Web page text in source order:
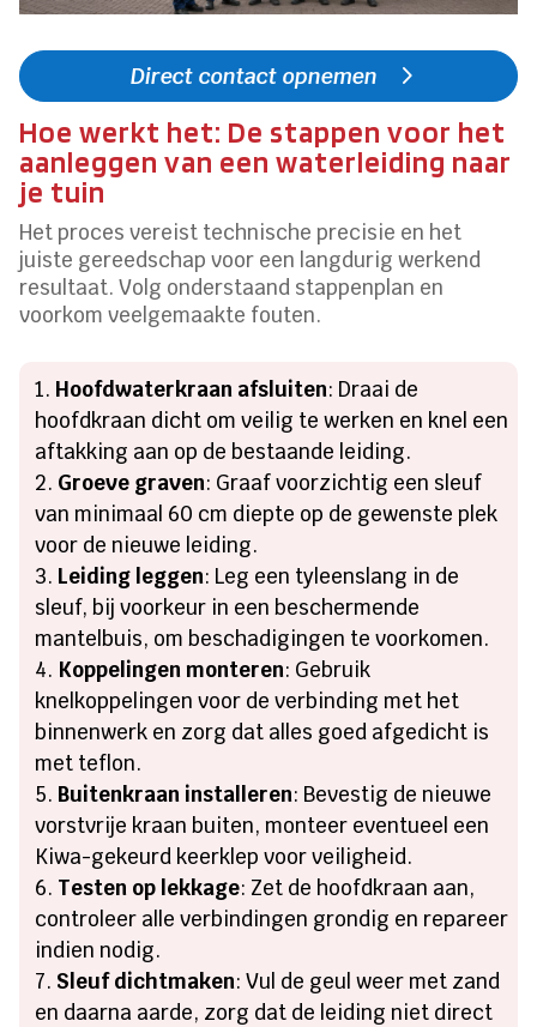
Direct contact opnemen
Hoe werkt het: De stappen voor het
aanleggen van een waterleiding naar
je tuin
Het proces vereist technische precisie en het
juiste gereedschap voor een langdurig werkend
resultaat. Volg onderstaand stappenplan en
voorkom veelgemaakte fouten.
Hoofdwaterkraan afsluiten: Draai de
hoofdkraan dicht om veilig te werken en knel een
aftakking aan op de bestaande leiding.
Groeve graven: Graaf voorzichtig een sleuf
van minimaal 60 cm diepte op de gewenste plek
voor de nieuwe leiding.
Leiding leggen: Leg een tyleenslang in de
sleuf, bij voorkeur in een beschermende
mantelbuis, om beschadigingen te voorkomen.
Koppelingen monteren: Gebruik
knelkoppelingen voor de verbinding met het
binnenwerk en zorg dat alles goed afgedicht is
met teflon.
Buitenkraan installeren: Bevestig de nieuwe
vorstvrije kraan buiten, monteer eventueel een
Kiwa-gekeurd keerklep voor veiligheid.
Testen op lekkage: Zet de hoofdkraan aan,
controleer alle verbindingen grondig en repareer
indien nodig.
Sleuf dichtmaken: Vul de geul weer met zand
en daarna aarde, zorg dat de leiding niet direct